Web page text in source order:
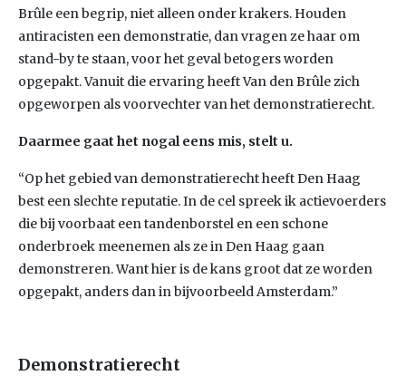
Brûle een begrip, niet alleen onder krakers. Houden
antiracisten een demonstratie, dan vragen ze haar om
stand-by te staan, voor het geval betogers worden
opgepakt. Vanuit die ervaring heeft Van den Brûle zich
opgeworpen als voorvechter van het demonstratierecht.
Daarmee gaat het nogal eens mis, stelt u.
“Op het gebied van demonstratierecht heeft Den Haag
best een slechte reputatie. In de cel spreek ik actievoerders
die bij voorbaat een tandenborstel en een schone
onderbroek meenemen als ze in Den Haag gaan
demonstreren. Want hier is de kans groot dat ze worden
opgepakt, anders dan in bijvoorbeeld Amsterdam.”
Demonstratierecht